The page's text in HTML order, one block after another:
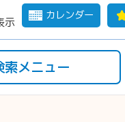
カレンダー
示
索メニュー